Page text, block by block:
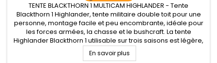
TENTE BLACKTHORN 1 MULTICAM HIGHLANDER - Tente
Blackthorn 1 Highlander, tente militaire double toit pour une
personne, montage facile et peu encombrante, idéale pour
les forces armées, la chasse et le bushcraft. La tente
Highlander Blackthorn 1 utilisable sur trois saisons est légère,
compacte et surtout robuste offre une large porte latérale et
une...
En savoir plus